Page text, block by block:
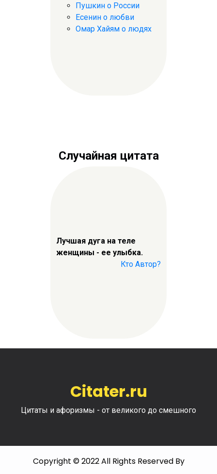
Пушкин о России
Есенин о любви
Омар Хайям о людях
Случайная цитата
Лучшая дуга на теле
женщины - ее улыбка.
Кто Автор?
Citater.ru
Цитаты и афоризмы - от великого до смешного
Copyright © 2022 All Rights Reserved By